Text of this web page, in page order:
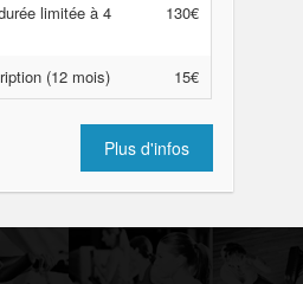
limitée à 4
130€
(12 mois) 15€
Plus d'infos